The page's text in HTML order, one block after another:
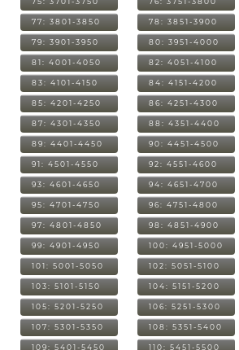
77: 3801-3850 78: 3851-3900
79: 3901-3950 80: 3951-4000
81: 4001-4050 82: 4051-4100
83: 4101-4150 84: 4151-4200
85: 4201-4250 86: 4251-4300
87: 4301-4350 88: 4351-4400
89: 4401-4450 90: 4451-4500
91: 4501-4550 92: 4551-4600
93: 4601-4650 94: 4651-4700
95: 4701-4750 96: 4751-4800
97: 4801-4850 98: 4851-4900
99: 4901-4950 100: 4951-5000
101: 5001-5050 102: 5051-5100
103: 5101-5150 104: 5151-5200
105: 5201-5250 106: 5251-5300
107: 5301-5350 108: 5351-5400
109: 5401-5450 110: 5451-5500